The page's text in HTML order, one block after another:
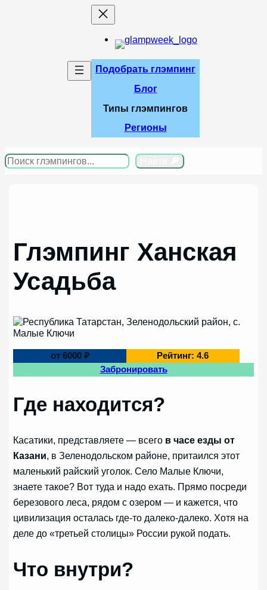
Подобрать глэмпинг
Блог
Типы глэмпингов
Регионы
Поиск
Глэмпинг Ханская
Усадьба
от 6000 ₽
Рейтинг: 4.6
Забронировать
Где находится?
Касатики, представляете — всего в часе езды от
Казани, в Зеленодольском районе, притаился этот
маленький райский уголок. Село Малые Ключи,
знаете такое? Вот туда и надо ехать. Прямо посреди
березового леса, рядом с озером — и кажется, что
цивилизация осталась где-то далеко-далеко. Хотя на
деле до «третьей столицы» России рукой подать.
Что внутри?